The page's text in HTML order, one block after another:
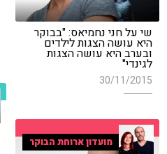
שי על חני נחמיאס: "בבוקר
היא עושה הצגות לילדים
ובערב היא עושה הצגות
לגינדי"
30/11/2015
מועדון ארוחת הבוקר